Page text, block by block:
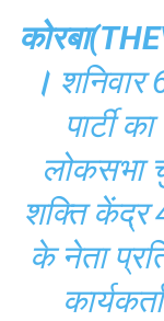
।
पार्टी
लोकसभा
शक्ति केंद्र
के नेता